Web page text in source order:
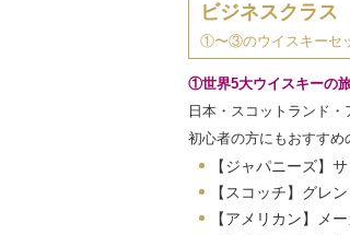
ビジネスクラ
①〜③のウイスキーセ
①世界5大ウイスキーの
日本・スコットランド
初心者の方にもおすすめ
【ジャパニーズ】
【スコッチ】グレ
【アメリカン】メ